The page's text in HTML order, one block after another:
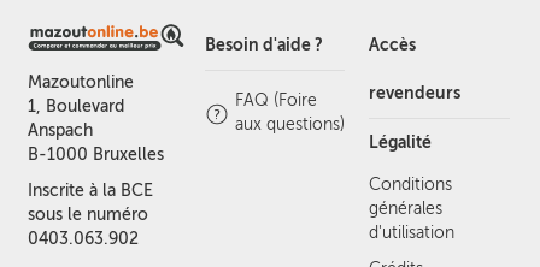
Mazoutonline
1, Boulevard
Anspach
B-1000 Bruxelles
Inscrite à la BCE
sous le numéro
0403.063.902
Besoin d'aide ?
FAQ (Foire
aux questions)
Accès
revendeurs
Légalité
Conditions
générales
d'utilisation